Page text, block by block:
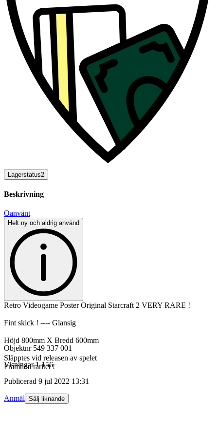
Lagerstatus2
Beskrivning
Oanvänt
Helt ny och aldrig använd
Retro Videogame Poster Original Starcraft 2 VERY RARE !
Fint skick ! ---- Glansig
Höjd 800mm X Bredd 600mm
Släpptes vid releasen av spelet
Framtida raritet !
Objektnr 549 337 001
Visningar 1 156
Publicerad 9 jul 2022 13:31
Anmäl Sälj liknande